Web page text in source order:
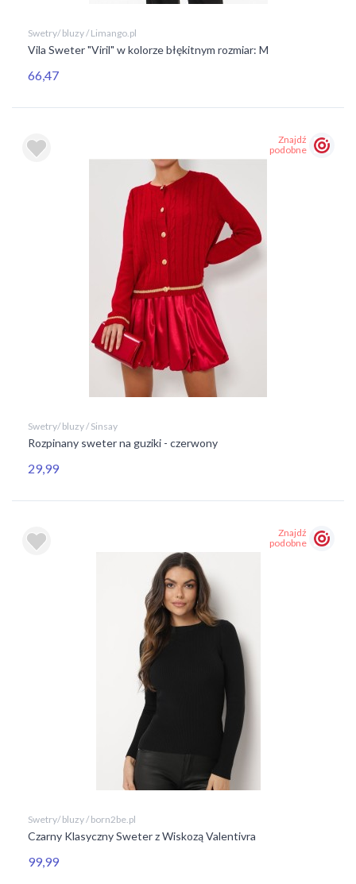
Swetry/ bluzy / Limango.pl
Vila Sweter "Viril" w kolorze błękitnym rozmiar: M
66,47
Znajdź
podobne
Swetry/ bluzy / Sinsay
Rozpinany sweter na guziki - czerwony
29,99
Znajdź
podobne
Swetry/ bluzy / born2be.pl
Czarny Klasyczny Sweter z Wiskozą Valentivra
99,99